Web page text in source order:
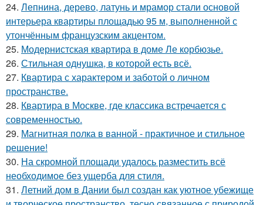
24. Лепнина, дерево, латунь и мрамор стали основой
интерьера квартиры площадью 95 м, выполненной с
утончённым французским акцентом.
25. Модернистская квартира в доме Ле корбюзье.
26. Стильная однушка, в которой есть всё.
27. Квартира с характером и заботой о личном
пространстве.
28. Квартира в Москве, где классика встречается с
современностью.
29. Магнитная полка в ванной - практичное и стильное
решение!
30. На скромной площади удалось разместить всё
необходимое без ущерба для стиля.
31. Летний дом в Дании был создан как уютное убежище